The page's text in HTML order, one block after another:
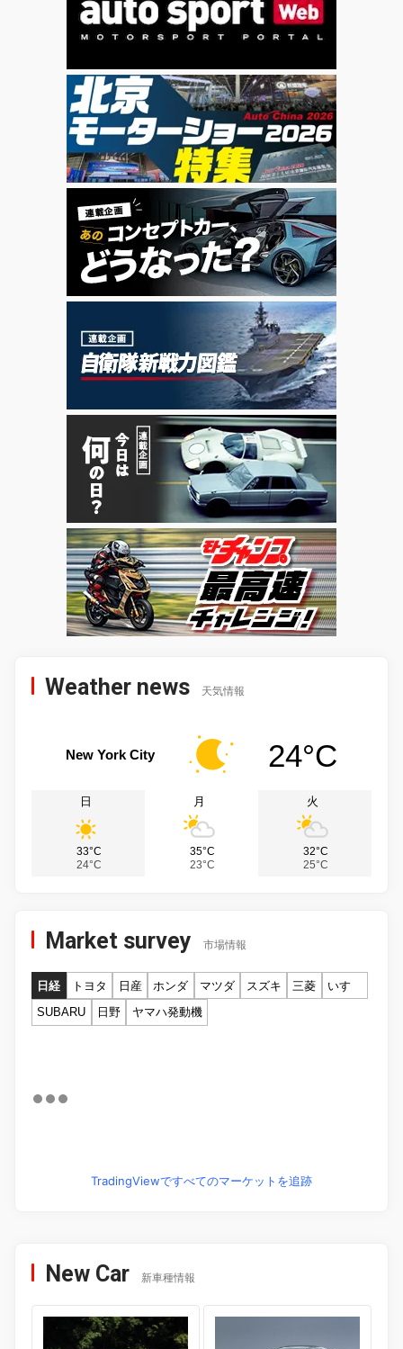
Weather news 天気情報
New York City 24°C
日
33°C
24°C
月
35°C
23°C
火
32°C
25°C
Market survey 市場情報
日経 トヨタ 日産 ホンダ マツダ スズキ 三菱
いすゞ
SUBARU
日野 ヤマハ発動機
TradingViewですべてのマーケットを追跡
New Car 新車種情報